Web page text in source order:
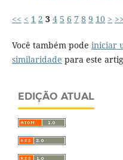
<< < 1 2 3 4 5 6 7 8 9 10 > >>
Você também pode iniciar
similaridade para este
EDIÇÃO ATUAL